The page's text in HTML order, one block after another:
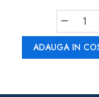
ADAUGA IN